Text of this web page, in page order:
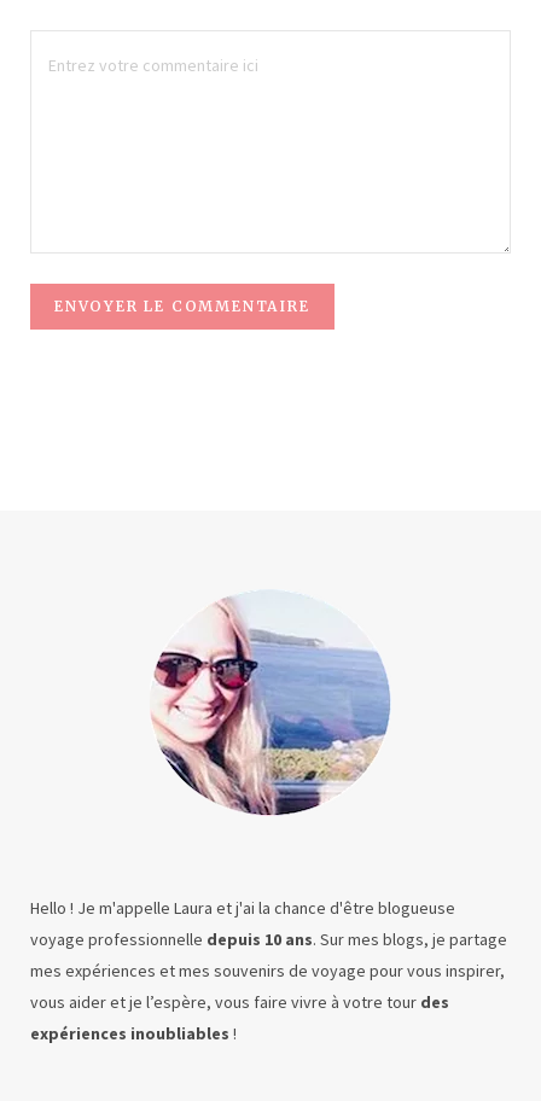
Hello ! Je m'appelle Laura et j'ai la chance d'être blogueuse
voyage professionnelle depuis 10 ans. Sur mes blogs, je partage
mes expériences et mes souvenirs de voyage pour vous inspirer,
vous aider et je l’espère, vous faire vivre à votre tour des
expériences inoubliables !